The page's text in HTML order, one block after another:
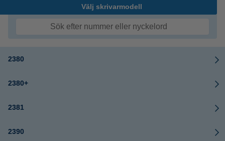
Välj skrivarmodell
2380
2380+
2381
2390